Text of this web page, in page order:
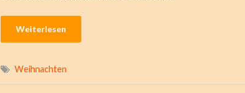
Weiterlesen
Weihnachten